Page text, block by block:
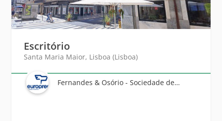
Escritório
Santa Maria Maior, Lisboa (Lisboa)
Fernandes & Osório - Sociedade de Mediação Imobiliária, Lda